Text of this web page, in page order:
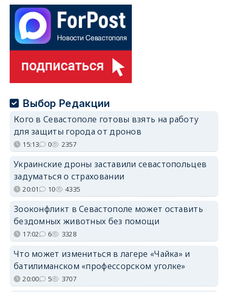
Выбор Редакции
Кого в Севастополе готовы взять на работу
для защиты города от дронов
15:13 0 2357
Украинские дроны заставили севастопольцев
задуматься о страховании
20:01 10 4335
Зооконфликт в Севастополе может оставить
бездомных животных без помощи
17:02 6 3328
Что может измениться в лагере «Чайка» и
батилиманском «профессорском уголке»
20:00 5 3707